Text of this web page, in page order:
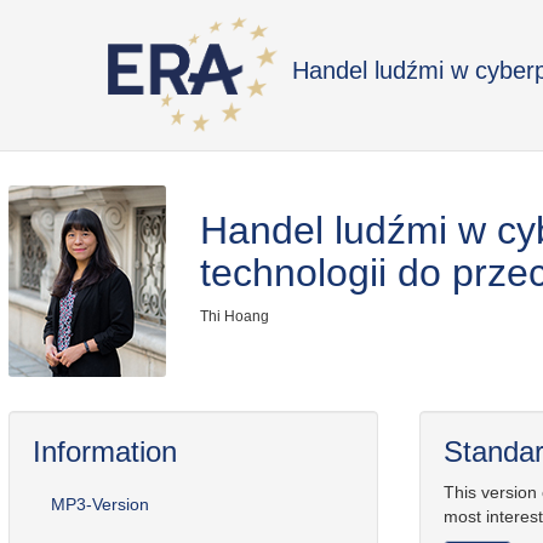
Handel ludźmi w
Handel ludźmi w
technologii do
Thi Hoang
Information
MP3-Version
This version
most